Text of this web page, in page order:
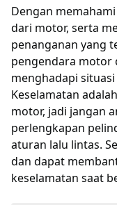
Dengan
dari motor, serta
penanganan yang
pengendara motor
menghadapi
Keselamatan
motor, jadi jangan
perlengkapan
aturan lalu lintas.
dan dapat
keselamatan saat